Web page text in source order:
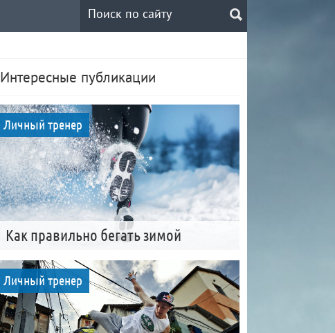
Интересные публикации
Личный тренер
Как правильно бегать зимой
Личный тренер